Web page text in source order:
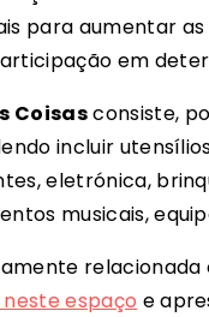
para aumentar
em
Coisasconsiste,
incluir
eletrónica,
musicais,
espaço e